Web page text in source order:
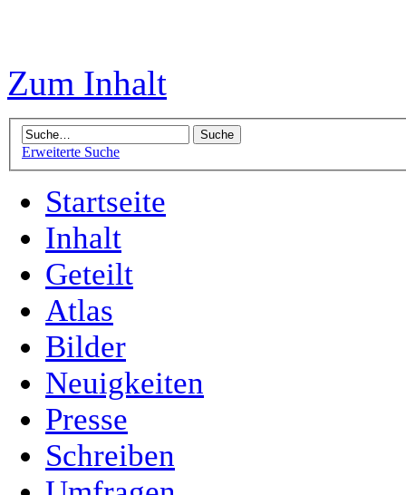
Zum Inhalt
Erweiterte Suche
Startseite
Inhalt
Geteilt
Atlas
Bilder
Neuigkeiten
Presse
Schreiben